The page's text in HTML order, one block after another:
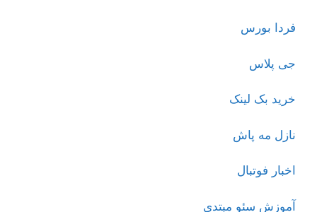
فردا بورس
جی پلاس
خرید بک لینک
نازل مه پاش
اخبار فوتبال
آموزش سئو مبتدی